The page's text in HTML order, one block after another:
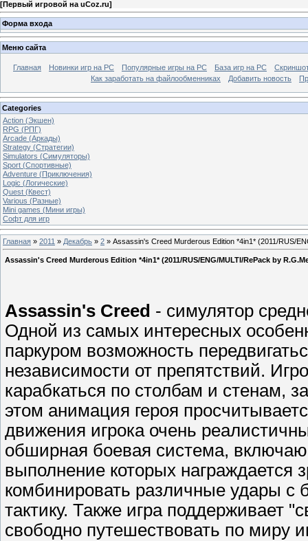
[Первый игровой на uCoz.ru]
Форма входа
Меню сайта
Главная Новинки игр на PC Популярные игры на PC База игр на РС
Как заработать на файлообменниках
Добавить новость
Categories
Action (Экшен)
RPG (РПГ)
Arcade (Аркады)
Strategy (Стратегии)
Simulators (Симуляторы)
Sport (Спортивные)
Adventure (Приключения)
Logic (Логические)
Quest (Квест)
Various (Разные)
Mini games (Мини игры)
Софт для игр
Главная » 2011 » Декабрь » 2 » Assassin's Creed Murderous Edition *4in1* (2011/RUS/
Assassin's Creed Murderous Edition *4in1* (2011/RUS/ENG/MULTI/RePack by
Assassin's Creed - симулятор
Одной из самых интересных
паркуром возможность
независимости от препятствий.
карабкаться по столбам и стенам,
этом анимация героя
движения игрока очень
обширная боевая система,
выполнение которых
комбинировать различные удары с
тактику. Также игра поддерживает
свободно путешествовать по миру